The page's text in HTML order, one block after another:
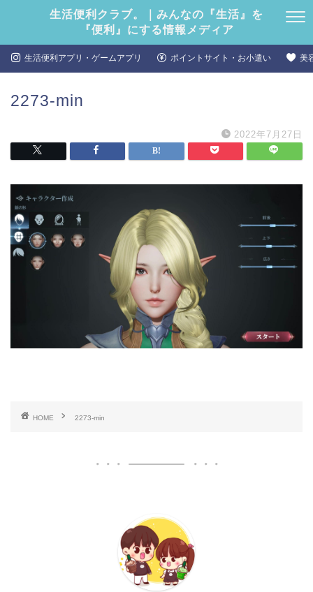
生活便利クラブ。｜みんなの『生活』を
『便利』にする情報メディア
生活便利アプリ・ゲームアプリ ポイントサイト・お小遣い 美
2273-min
2022年7月27日
HOME 2273-min